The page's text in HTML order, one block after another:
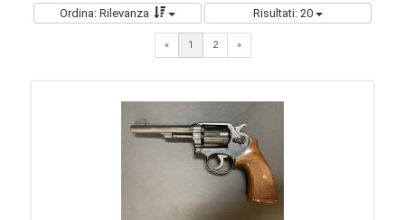
Ordina: Rilevanza Risultati: 20
« 1 2 »Next